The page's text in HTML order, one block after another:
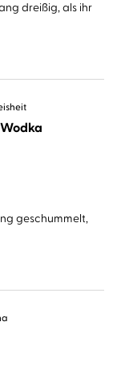
dreißig, als ihr
geschummelt,